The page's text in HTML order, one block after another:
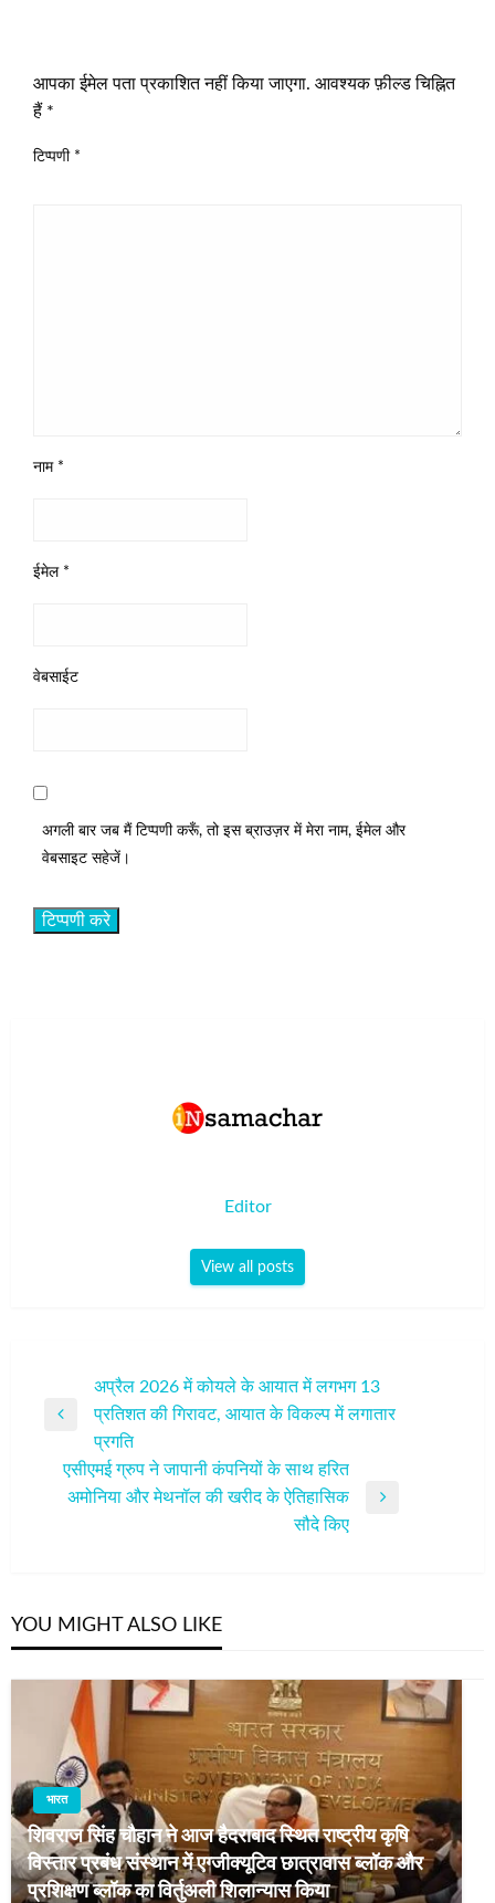
आपका ईमेल पता प्रकाशित नहीं किया जाएगा. आवश्यक फ़ील्ड चिह्नित
हैं *
टिप्पणी *
नाम *
ईमेल *
वेबसाईट
अगली बार जब मैं टिप्पणी करूँ, तो इस ब्राउज़र में मेरा नाम, ईमेल और
वेबसाइट सहेजें।
Editor
View all posts
नेविगेशन
Previous
अप्रैल 2026 में कोयले के आयात में लगभग 13
प्रतिशत की गिरावट, आयात के विकल्प में लगातार
प्रगति
एसीएमई ग्रुप ने जापानी कंपनियों के साथ हरित
अमोनिया और मेथनॉल की खरीद के ऐतिहासिक
सौदे किए
YOU MIGHT ALSO LIKE
भारत
शिवराज सिंह चौहान ने आज हैदराबाद स्थित राष्ट्रीय कृषि
विस्तार प्रबंध संस्थान में एग्जीक्यूटिव छात्रावास ब्लॉक और
प्रशिक्षण ब्लॉक का विर्तुअली शिलान्यास किया